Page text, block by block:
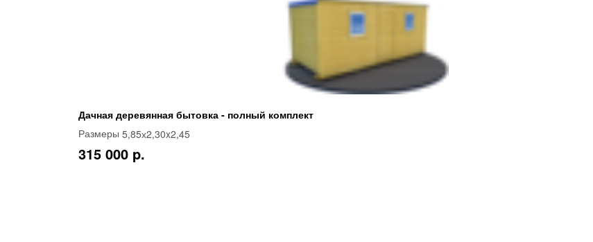
Дачная деревянная бытовка - полный комплект
Размеры 5,85х2,30x2,45
315 000 p.